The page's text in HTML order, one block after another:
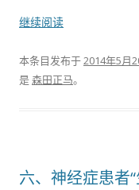
继续阅读
本条目发布于2014年5月
是森田正马。
六、神经症患者